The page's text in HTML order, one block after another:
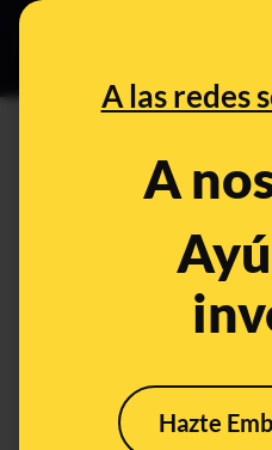
A las redes
A
Hazte
Operación
del
Feb 22, 2024,